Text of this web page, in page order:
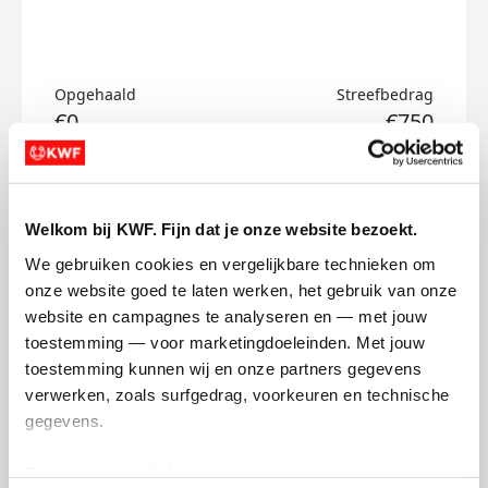
Welkom bij KWF. Fijn dat je onze website bezoekt.
We gebruiken cookies en vergelijkbare technieken om
onze website goed te laten werken, het gebruik van onze
website en campagnes te analyseren en — met jouw
toestemming — voor marketingdoeleinden. Met jouw
toestemming kunnen wij en onze partners gegevens
verwerken, zoals surfgedrag, voorkeuren en technische
gegevens.
Opgehaald
€0
Streefbedrag
€750
Doneer
Marije's badges